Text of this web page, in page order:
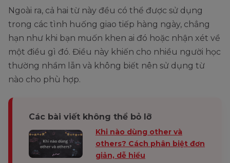
Ngoài ra, cả hai từ này đều có thể được sử dụng
trong các tình huống giao tiếp hàng ngày, chẳng
hạn như khi bạn muốn khen ai đó hoặc nhận xét về
một điều gì đó. Điều này khiến cho nhiều người học
thường nhầm lẫn và không biết nên sử dụng từ
nào cho phù hợp.
Các bài viết không thể bỏ lỡ
Khi nào dùng other và
others? Cách phân biệt đơn
giản, dễ hiểu